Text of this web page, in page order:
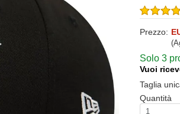
Prezzo:
Solo 3
Vuoi
Taglia
Quantità